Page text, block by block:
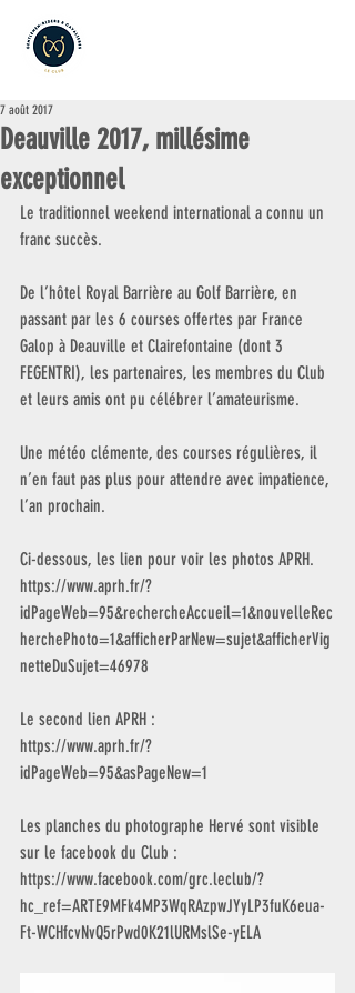
Deauville 2017, millésime
exceptionnel
7 août 2017
Le traditionnel weekend international a connu un
franc succès.
De l’hôtel Royal Barrière au Golf Barrière, en
passant par les 6 courses offertes par France
Galop à Deauville et Clairefontaine (dont 3
FEGENTRI), les partenaires, les membres du Club
et leurs amis ont pu célébrer l’amateurisme.
Une météo clémente, des courses régulières, il
n’en faut pas plus pour attendre avec impatience,
l’an prochain.
Ci-dessous, les lien pour voir les photos APRH.
https://www.aprh.fr/?
idPageWeb=95&rechercheAccueil=1&nouvelleRec
herchePhoto=1&afficherParNew=sujet&afficherVig
netteDuSujet=46978
Le second lien APRH :
https://www.aprh.fr/?
idPageWeb=95&asPageNew=1
Les planches du photographe Hervé sont visible
sur le facebook du Club :
https://www.facebook.com/grc.leclub/?
hc_ref=ARTE9MFk4MP3WqRAzpwJYyLP3fuK6eua-
Ft-WCHfcvNvQ5rPwd0K21lURMslSe-yELA